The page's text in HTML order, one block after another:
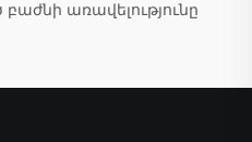
առավելությունը